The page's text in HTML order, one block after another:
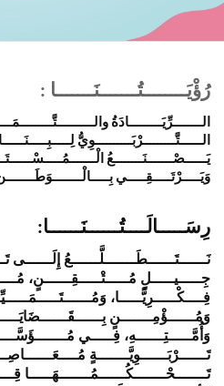
رُؤْيَــــــــتُـــــــنَـــــــا :
الــــــــرِّيَـــــــــادَةُ
الــــــتَّـــــــــرْبَــــــــــوِيُّ
يَــــــصْـــــــنَــــــــعُ
وَيَـــــرْتَـــــقِـــــي
رِسَـــــالَــــتُــــــنَــــــا:
نَــــــتَــــــطَـــــــلَّــــــعُ إِلَــــــى
جِـــــيـــــلٍ مُـــــتْـــــقِــــــنٍ،
فِــــكْـــــرِيًّـــــا،
وَمُــــــؤْمِـــــــنٍ
وَأُمَّـــــتِــــــهِ، فِـــــي
تَــــــرْبَــــــوِيَّـــــــةٍ
تَـــــــحْـــــــكُــــــمُـــــــهَـــــا